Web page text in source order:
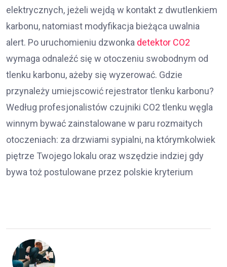
elektrycznych, jeżeli wejdą w kontakt z dwutlenkiem
karbonu, natomiast modyfikacja bieżąca uwalnia
alert. Po uruchomieniu dzwonka detektor CO2
wymaga odnaleźć się w otoczeniu swobodnym od
tlenku karbonu, ażeby się wyzerować. Gdzie
przynależy umiejscowić rejestrator tlenku karbonu?
Według profesjonalistów czujniki CO2 tlenku węgla
winnym bywać zainstalowane w paru rozmaitych
otoczeniach: za drzwiami sypialni, na którymkolwiek
piętrze Twojego lokalu oraz wszędzie indziej gdy
bywa toż postulowane przez polskie kryterium